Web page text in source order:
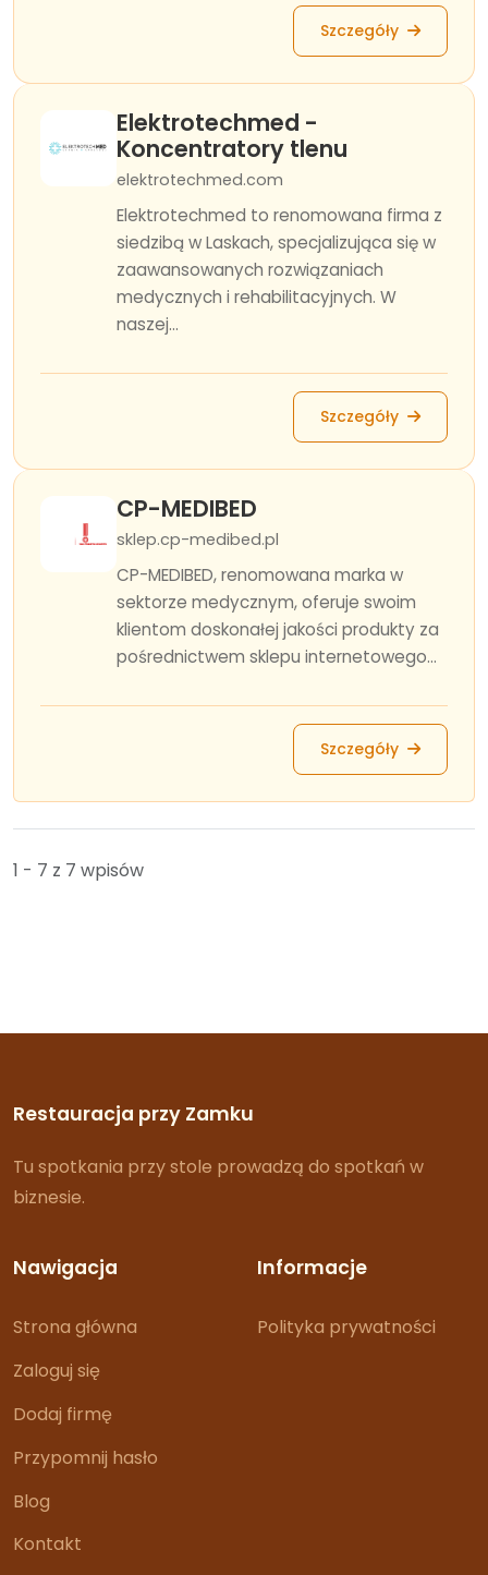
Szczegóły
Elektrotechmed -
Koncentratory tlenu
elektrotechmed.com
Elektrotechmed to renomowana firma z
siedzibą w Laskach, specjalizująca się w
zaawansowanych rozwiązaniach
medycznych i rehabilitacyjnych. W
naszej...
Szczegóły
CP-MEDIBED
sklep.cp-medibed.pl
CP-MEDIBED, renomowana marka w
sektorze medycznym, oferuje swoim
klientom doskonałej jakości produkty za
pośrednictwem sklepu internetowego...
Szczegóły
1 - 7 z 7 wpisów
Restauracja przy Zamku
Tu spotkania przy stole prowadzą do spotkań w
biznesie.
Nawigacja
Strona główna
Zaloguj się
Dodaj firmę
Przypomnij hasło
Blog
Kontakt
Informacje
Polityka prywatności